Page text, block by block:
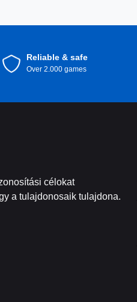
Reliable & safe
Over 2.000 games
célokat
a tulajdonosaik tulajdona.